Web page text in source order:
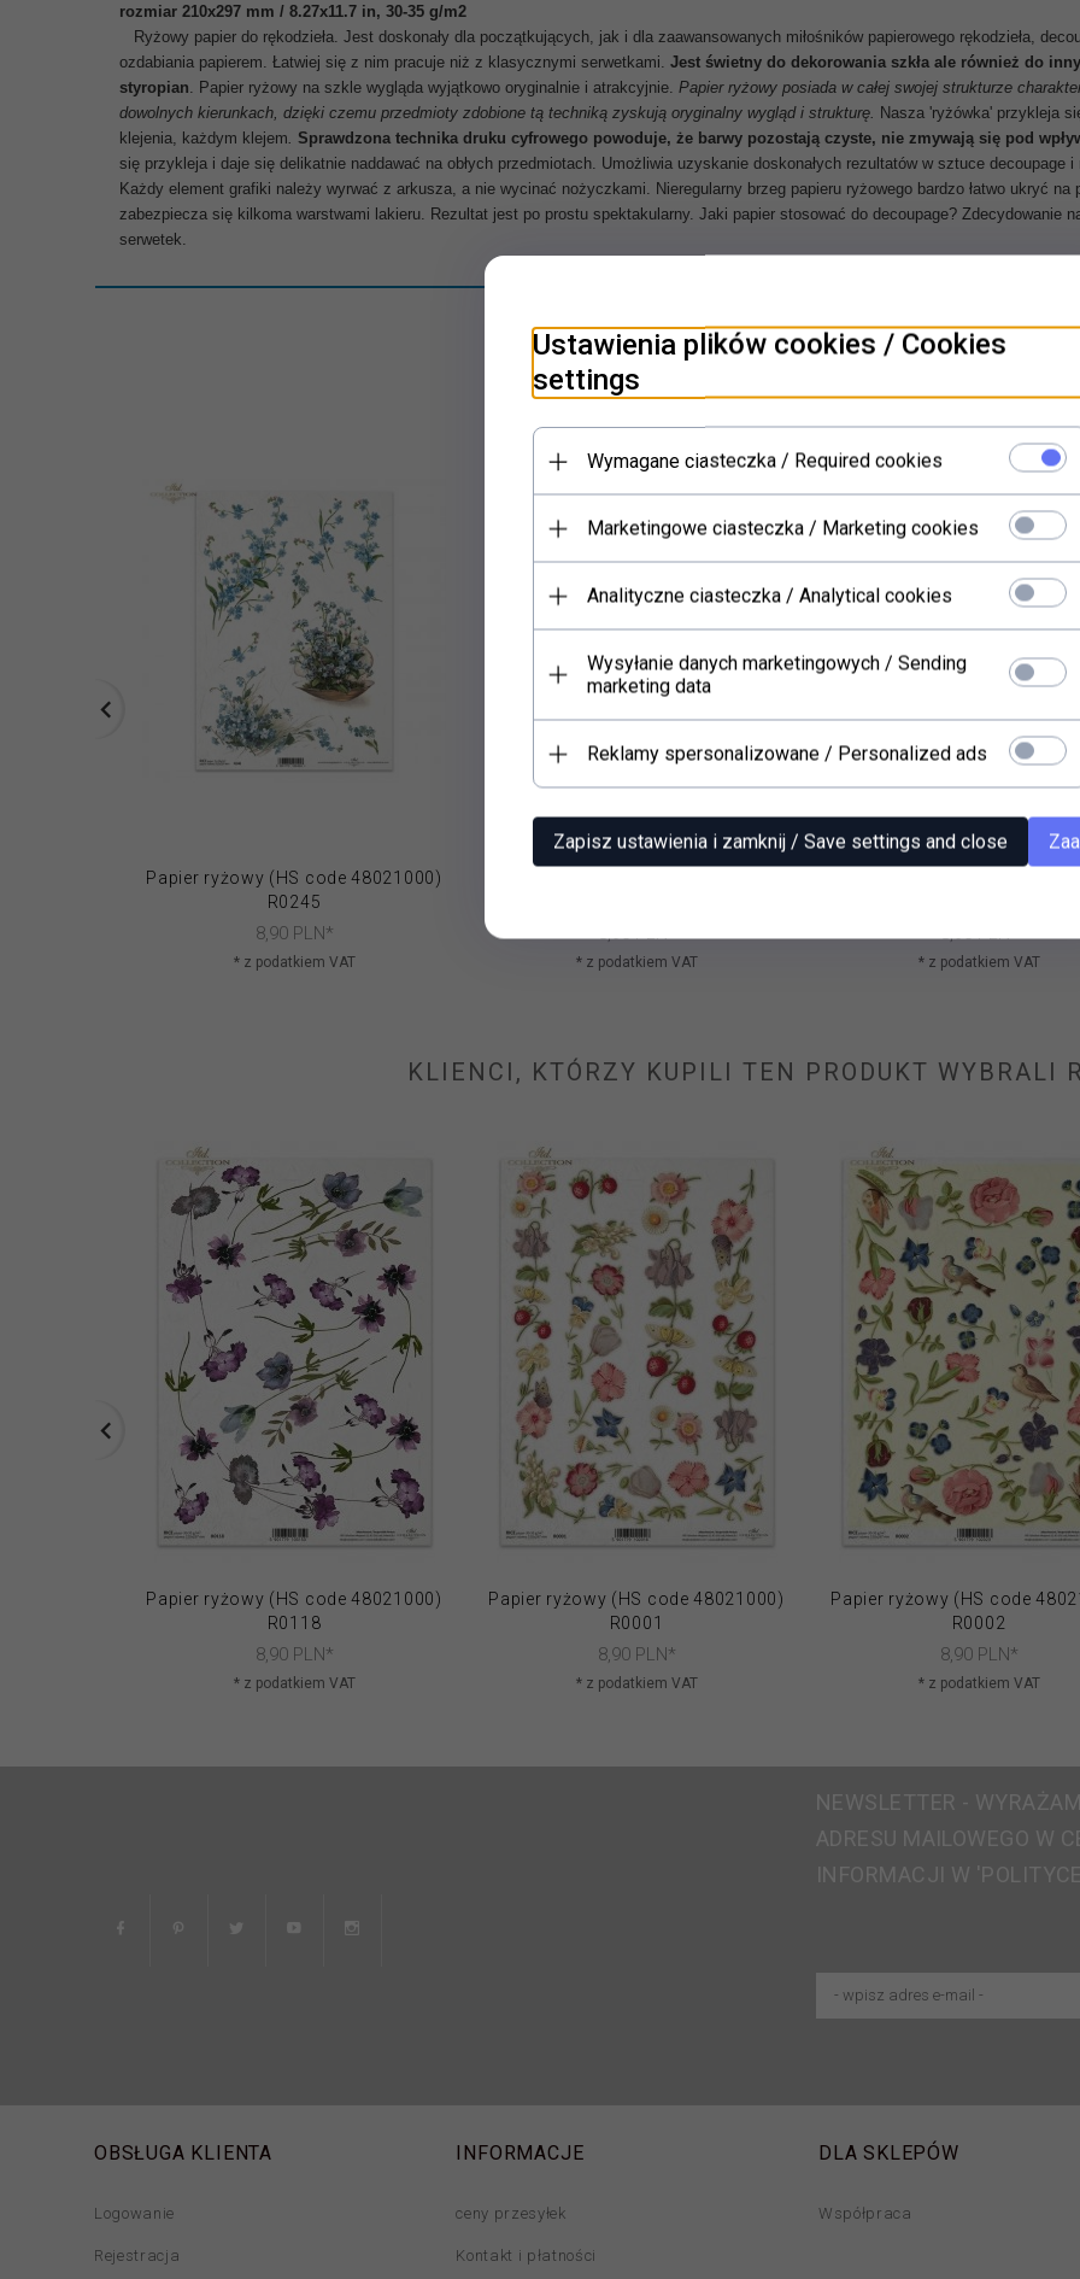
rozmiar 210x297 mm / 8.27x11.7 in, 30-35 g/m2
Ryżowy papier do rękodzieła. Jest doskonały dla początkujących, jak i dla zaawansowanych miłośników papierowego rękodzieła,
ozdabiania papierem. Łatwiej się z nim pracuje niż z klasycznymi serwetkami. Jest świetny do dekorowania szkła ale również do
styropian
Papier ryżowy na szkle wygląda wyjątkowo oryginalnie i atrakcyjnie Papier ryżowy posiada w całej swojej strukturze
dowolnych kierunkach, dzięki czemu przedmioty zdobione tą techniką zyskują oryginalny wygląd i strukturę.
Nasza 'ryżówka' przykleja
klejenia, każdym klejem Sprawdzona technika druku cyfrowego powoduje, że barwy pozostają czyste, nie zmywają się pod
się przykleja i daje się delikatnie naddawać na obłych przedmiotach. Umożliwia uzyskanie doskonałych rezultatów w sztuce decoupage i
Każdy element grafiki należy wyrwać z arkusza, a nie wycinać nożyczkami. Nieregularny brzeg papieru ryżowego bardzo łatwo ukryć
zabezpiecza się kilkoma warstwami lakieru. Rezultat jest po prostu spektakularny. Jaki papier stosować do decoupage? Zdecydowanie
serwetek.
PRODUKTY POWIĄZANE
Papier ryżowy (HS code 48021000)
R0245
8,90 PLN*
* z podatkiem VAT
8,90 PLN*
* z podatkiem VAT
8,90 PLN*
* z podatkiem VAT
KLIENCI, KTÓRZY KUPILI TEN PRODUKT WYBRALI
Papier ryżowy (HS code 48021000)
R0118
8,90 PLN*
* z podatkiem VAT
Papier ryżowy (HS code 48021000)
R0001
8,90 PLN*
* z podatkiem VAT
Papier ryżowy (HS code
R0002
8,90 PLN*
* z podatkiem VAT
NEWSLETTER -
ADRESU MAILOWEGO W
INFORMACJI W
OBSŁUGA KLIENTA
Logowanie
Rejestracja
INFORMACJE
ceny przesyłek
Kontakt i płatności
DLA SKLEPÓW
Współpraca
Ustawienia plików cookies / Cookies
settings
Wymagane ciasteczka / Required cookies
Marketingowe ciasteczka / Marketing cookies
Analityczne ciasteczka / Analytical cookies
Wysyłanie danych marketingowych / Sending
marketing data
Reklamy spersonalizowane / Personalized ads
Zapisz ustawienia i zamknij / Save settings and close